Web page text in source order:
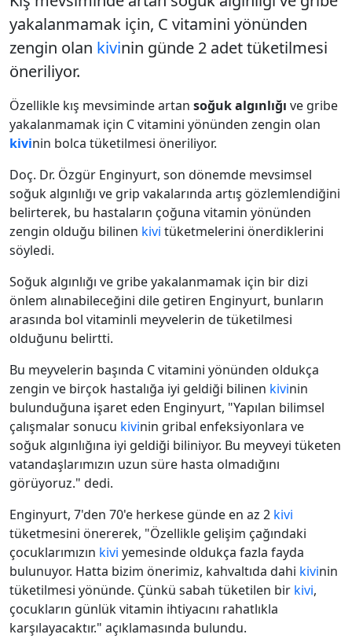
yakalanmamak için, C vitamini yönünden
zengin olan kivinin günde 2 adet tüketilmesi
öneriliyor.
Özellikle kış mevsiminde artan soğuk algınlığı ve gribe
yakalanmamak için C vitamini yönünden zengin olan
kivinin bolca tüketilmesi öneriliyor.
Doç. Dr. Özgür Enginyurt, son dönemde mevsimsel
soğuk algınlığı ve grip vakalarında artış gözlemlendiğini
belirterek, bu hastaların çoğuna vitamin yönünden
zengin olduğu bilinen kivi tüketmelerini önerdiklerini
söyledi.
Soğuk algınlığı ve gribe yakalanmamak için bir dizi
önlem alınabileceğini dile getiren Enginyurt, bunların
arasında bol vitaminli meyvelerin de tüketilmesi
olduğunu belirtti.
Bu meyvelerin başında C vitamini yönünden oldukça
zengin ve birçok hastalığa iyi geldiği bilinen kivinin
bulunduğuna işaret eden Enginyurt, "Yapılan bilimsel
çalışmalar sonucu kivinin gribal enfeksiyonlara ve
soğuk algınlığına iyi geldiği biliniyor. Bu meyveyi tüketen
vatandaşlarımızın uzun süre hasta olmadığını
görüyoruz." dedi.
Enginyurt, 7'den 70'e herkese günde en az 2 kivi
tüketmesini önererek, "Özellikle gelişim çağındaki
çocuklarımızın kivi yemesinde oldukça fazla fayda
bulunuyor. Hatta bizim önerimiz, kahvaltıda dahi kivinin
tüketilmesi yönünde. Çünkü sabah tüketilen bir kivi,
çocukların günlük vitamin ihtiyacını rahatlıkla
karşılayacaktır." açıklamasında bulundu.